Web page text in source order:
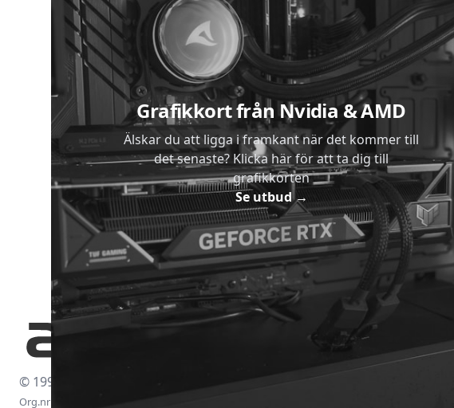
Grafikkort från Nvidia & AMD
Älskar du att ligga i framkant när det kommer till
det senaste? Klicka här för att ta dig till
grafikkorten
Se utbud→
© 1997-2026
Org.nr: 556438-4260
Kontakt &